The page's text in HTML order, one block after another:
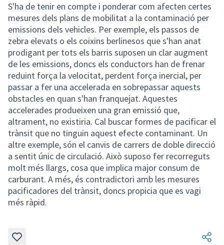
S'ha de tenir en compte i ponderar com afecten certes
mesures dels plans de mobilitat a la contaminació per
emissions dels vehicles. Per exemple, els passos de
zebra elevats o els coixins berlinesos que s'han anat
prodigant per tots els barris suposen un clar augment
de les emissions, doncs els conductors han de frenar
reduint força la velocitat, perdent força inercial, per
passar a fer una accelerada en sobrepassar aquests
obstacles en quan s'han franquejat. Aquestes
accelerades produeixen una gran emissió que,
altrament, no existiria. Cal buscar formes de pacificar el
trànsit que no tinguin aquest efecte contaminant. Un
altre exemple, són el canvis de carrers de doble direcció
a sentit únic de circulació. Això suposo fer recorreguts
molt més llargs, cosa que implica major consum de
carburant. A més, és contradictori amb les mesures
pacificadores del trànsit, doncs propicia que es vagi
més ràpid.